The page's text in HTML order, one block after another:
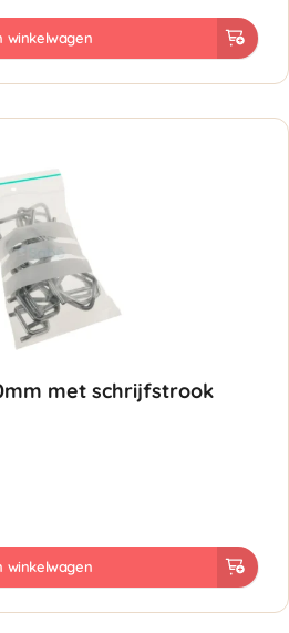
winkelwagen
met schrijfstrook
winkelwagen